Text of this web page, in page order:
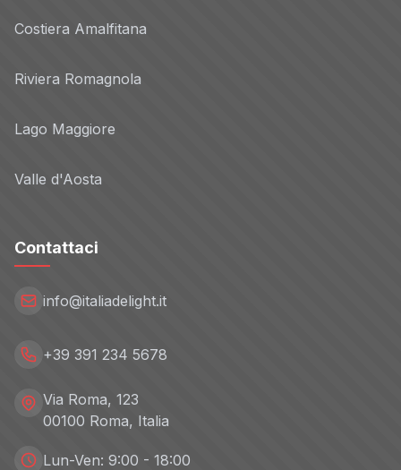
Costiera Amalfitana
Riviera Romagnola
Lago Maggiore
Valle d'Aosta
Contattaci
info@italiadelight.it
+39 391 234 5678
Via Roma, 123
00100 Roma, Italia
Lun-Ven: 9:00 - 18:00